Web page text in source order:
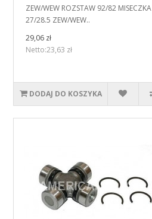
ZEW/WEW ROZSTAW 92/82 MISECZKA
27/28.5 ZEW/WEW..
29,06 zł
Netto:23,63 zł
DODAJ DO KOSZYKA